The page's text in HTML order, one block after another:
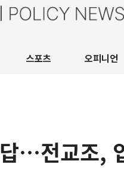
스포츠 오피니언
…전교조,